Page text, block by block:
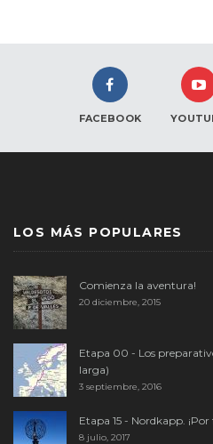
FACEBOOK
LOS MÁS POPULARES
Comienza la aventura!
20 diciembre, 2015
Etapa 00 - Los
larga)
3 septiembre, 2016
Etapa 15 - Nordkapp.
8 julio, 2017